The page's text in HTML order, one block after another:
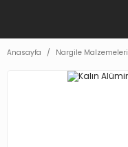
Anasayfa Nargile Malzemeleri